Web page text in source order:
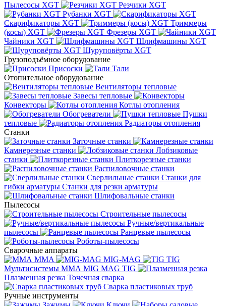
Пылесосы XGT
Резчики XGT
Рубанки XGT
Скарификаторы XGT
Триммеры
(косы) XGT
Фрезеры XGT
Чайники XGT
Шлифмашины XGT
Шуруповёрты XGT
Грузоподъёмное оборудование
Присоски
Тали
Отопительное оборудование
Вентиляторы тепловые
Завесы тепловые
Конвекторы
Котлы отопления
Обогреватели
Пушки
тепловые
Радиаторы отопления
Станки
Заточные станки
Камнерезные станки
Лобзиковые
станки
Плиткорезные станки
Распиловочные станки
Сверлильные станки Станки для
гибки арматуры Станки для резки арматуры
Шлифовальные станки
Пылесосы
Строительные пылесосы
Ручные/вертикальные
пылесосы
Ранцевые пылесосы
Роботы-пылесосы
Сварочные аппараты
MMA
MIG-MAG
TIG
Мультисистемы ММА MIG MAG TIG
Плазменная резка Точечная сварка
Cварка пластиковых труб
Ручные инструменты